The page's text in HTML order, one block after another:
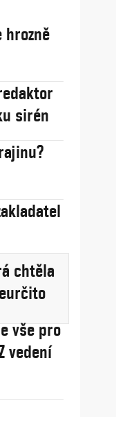
hrozně
sirén
chtěla
vše pro
vedení